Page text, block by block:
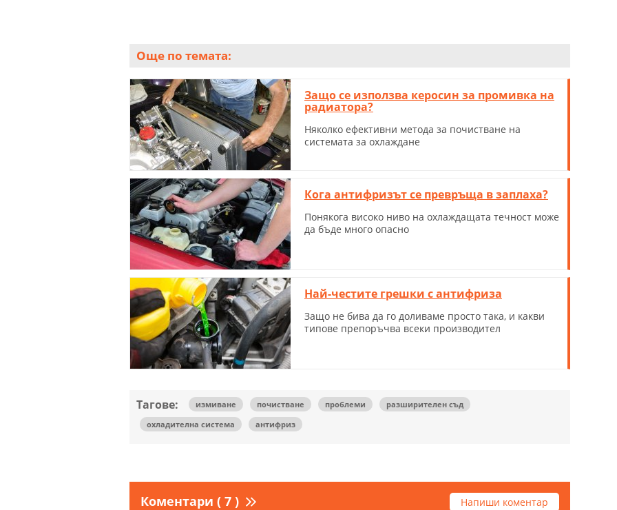
Още по темата:
Защо се използва керосин за промивка на
радиатора?
Няколко ефективни метода за почистване на
системата за охлаждане
Кога антифризът се превръща в заплаха?
Понякога високо ниво на охлаждащата течност може
да бъде много опасно
Най-честите грешки с антифриза
Защо не бива да го доливаме просто така, и какви
типове препоръчва всеки производител
Тагове: измиване почистване проблеми
разширителен съд
охладителна система
антифриз
Коментари ( 7 ) Напиши коментар